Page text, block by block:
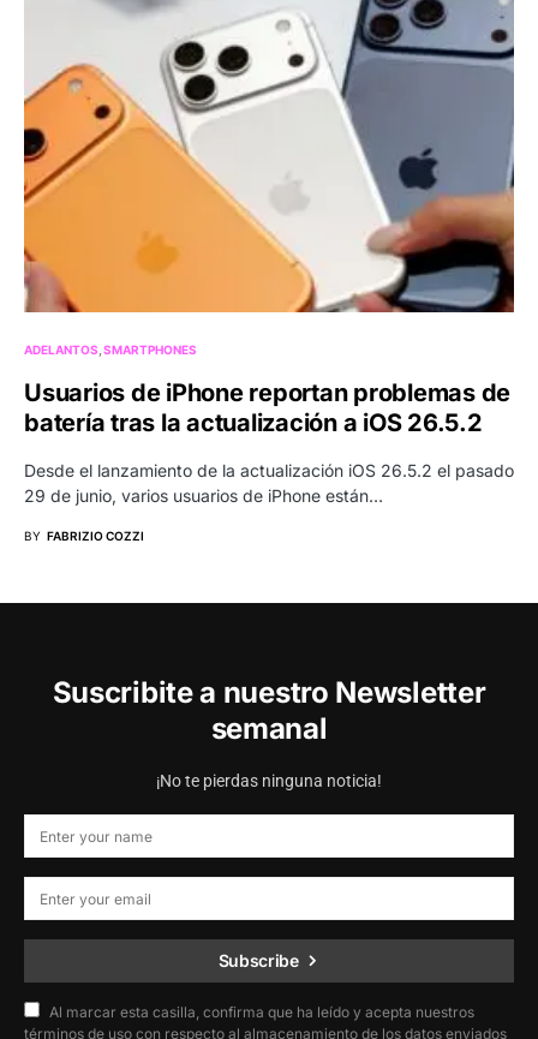
ADELANTOS SMARTPHONES
Usuarios de iPhone reportan problemas de
batería tras la actualización a iOS 26.5.2
Desde el lanzamiento de la actualización iOS 26.5.2 el pasado
29 de junio, varios usuarios de iPhone están…
BY FABRIZIO COZZI
Suscribite a nuestro Newsletter
semanal
¡No te pierdas ninguna noticia!
Subscribe
Al marcar esta casilla, confirma que ha leído y acepta nuestros
términos de uso con respecto al almacenamiento de los datos enviados